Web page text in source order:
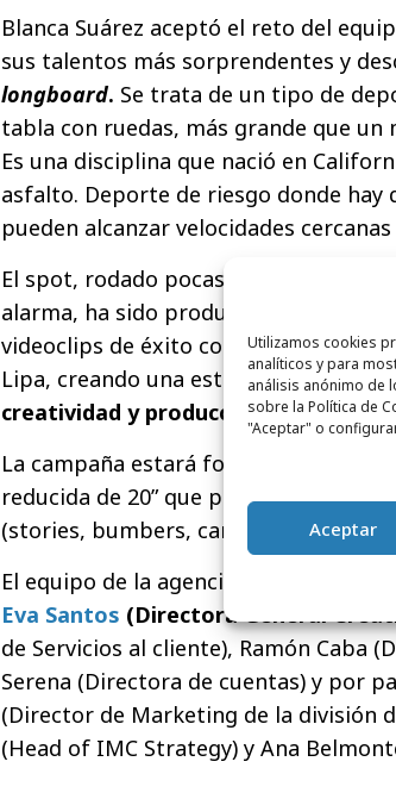
Utilizamos cookies
analíticos y para
análisis anónimo de
sobre la Política de
"Aceptar" o
Aceptar
Blanca Suárez aceptó el reto del
sus talentos más sorprendentes y
longboard. Se trata de un tipo de
tabla con ruedas, más grande que
Es una disciplina que nació en
asfalto. Deporte de riesgo donde
pueden alcanzar velocidades
El spot, rodado pocas horas antes de
alarma, ha sido producido por la
videoclips de éxito como Malamente
Lipa, creando una estrecha
creatividad y producción.
La campaña estará formada por un
reducida de 20” que podrán verse en
(stories, bumbers, canvas), Tik Tok y
El equipo de la agencia responsable
Eva Santos (Directora General
de Servicios al cliente), Ramón Caba
Serena (Directora de cuentas) y por
(Director de Marketing de la división
(Head of IMC Strategy) y Ana